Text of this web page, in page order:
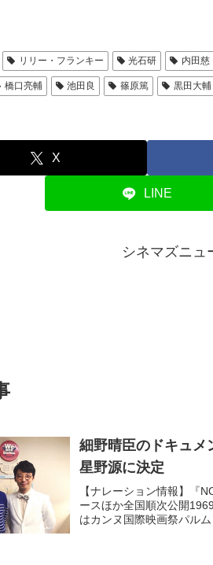
リリー・フランキー 光石研 内田慈
橋口亮輔 池田良 篠原篤 黒田大輔
X
LINE
シネマズニュ
細野晴臣のドキュメ
星野源に決定
【ナレーション情報】『
ースほか全国順次公開
はカンヌ国際映画祭パル